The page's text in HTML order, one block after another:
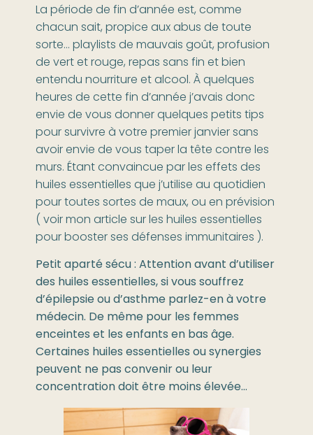
La période de fin d’année est, comme
chacun sait, propice aux abus de toute
sorte… playlists de mauvais goût, profusion
de vert et rouge, repas sans fin et bien
entendu nourriture et alcool. À quelques
heures de cette fin d’année j’avais donc
envie de vous donner quelques petits tips
pour survivre à votre premier janvier sans
avoir envie de vous taper la tête contre les
murs. Étant convaincue par les effets des
huiles essentielles que j’utilise au quotidien
pour toutes sortes de maux, ou en prévision
( voir mon article sur les huiles essentielles
pour booster ses défenses immunitaires ).
Petit aparté sécu : Attention avant d’utiliser
des huiles essentielles, si vous souffrez
d’épilepsie ou d’asthme parlez-en à votre
médecin. De même pour les femmes
enceintes et les enfants en bas âge.
Certaines huiles essentielles ou synergies
peuvent ne pas convenir ou leur
concentration doit être moins élevée…